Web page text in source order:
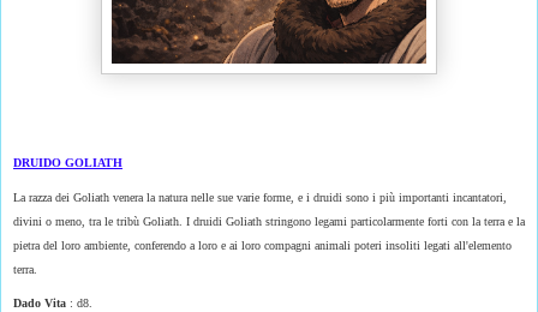
DRUIDO GOLIATH
La razza dei Goliath venera la natura nelle sue varie forme, e i druidi sono i più importanti incantatori,
divini o meno, tra le tribù Goliath. I druidi Goliath stringono legami particolarmente forti con la terra e la
pietra del loro ambiente, conferendo a loro e ai loro compagni animali poteri insoliti legati all'elemento
terra.
Dado Vita : d8.